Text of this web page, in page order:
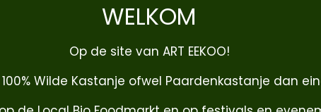
WELKOM
Op de site van ART EEKOO!
Wilde Kastanje ofwel Paardenkastanje dan